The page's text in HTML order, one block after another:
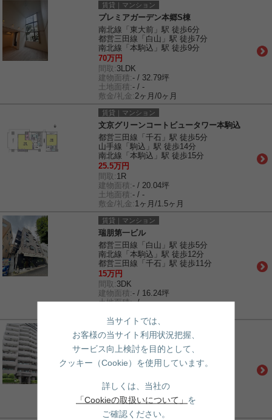
賃貸｜マンション
プレミアガーデン本郷S棟
南北線「東大前」駅 徒歩6分
都営三田線「白山」駅 徒歩7分
南北線「本駒込」駅 徒歩9分
70万円
間取: 3LDK
建物面積:- / 32.79坪
土地面積:- / -
敷金/礼金: 2ヶ月/0ヶ月
賃貸｜マンション
文京グリーンコートビュータワー本駒込
都営三田線「千石」駅 徒歩5分
山手線「駒込」駅 徒歩14分
南北線「本駒込」駅 徒歩15分
25.5万円
間取: 1R
建物面積:- / 20.04坪
土地面積:- / -
敷金/礼金: 1ヶ月/1.5ヶ月
賃貸｜マンション
瑞朋第一ビル
都営三田線「白山」駅 徒歩5分
南北線「本駒込」駅 徒歩12分
都営三田線「千石」駅 徒歩11分
15万円
間取: 3DK
建物面積:- / 16.24坪
土地面積:- / -
ライオンズガーデンヒルズ白山
都営三田線「白山」駅 徒歩1分
南北線「本駒込」駅 徒歩6分
1億4,800万円
間取:3LDK
建物面積:- / 22.74坪
土地面積:- / -
当サイトでは、
お客様の当サイト利用状況把握、
サービス向上検討を目的として、
クッキー（Cookie）を使用しています。
詳しくは、当社の
「Cookieの取扱いについて」 を
ご確認ください。